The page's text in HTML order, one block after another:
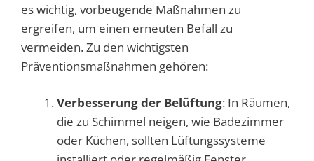
es wichtig, vorbeugende Maßnahmen zu
ergreifen, um einen erneuten Befall zu
vermeiden. Zu den wichtigsten
Präventionsmaßnahmen gehören:
Verbesserung der Belüftung: In Räumen,
die zu Schimmel neigen, wie Badezimmer
oder Küchen, sollten Lüftungssysteme